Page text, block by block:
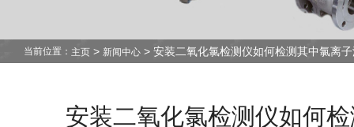
当前位置： 主页 > 新闻中心 > 安装二氧化氯检测仪如何检测其中氯离
安装二氧化氯检测仪如何